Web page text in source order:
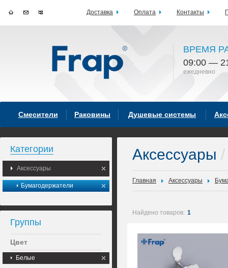
ВРЕМЯ
09:00 —
ежедневно
Смесители Раковины Душевые системы
Категории
Аксессуары
Бумагодержатели
Группы
Цвет
Белые
Аксессуары /
Главная Аксессуары
Найдено товаров: 1
Доставка Оплата Контакты